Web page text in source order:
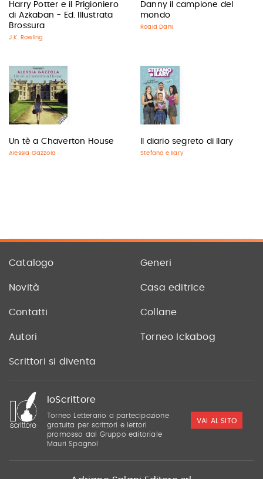
Harry Potter e il Prigioniero
di Azkaban - Ed. Illustrata
Brossura
J.K. Rowling
Danny il campione del
mondo
Roald Dahl
Un tè a Chaverton House
Alessia Gazzola
Il diario segreto di Ilary
Stefano e Ilary
Catalogo Generi
Novità Casa editrice
Contatti Collane
Autori Torneo Ickabog
Scrittori si diventa
IoScrittore
Torneo Letterario a partecipazione
gratuita per scrittori e lettori
promosso dal Gruppo editoriale
Mauri Spagnol
VAI AL SITO